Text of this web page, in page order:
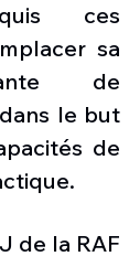
ces
sa
de
le but
de
de la RAF